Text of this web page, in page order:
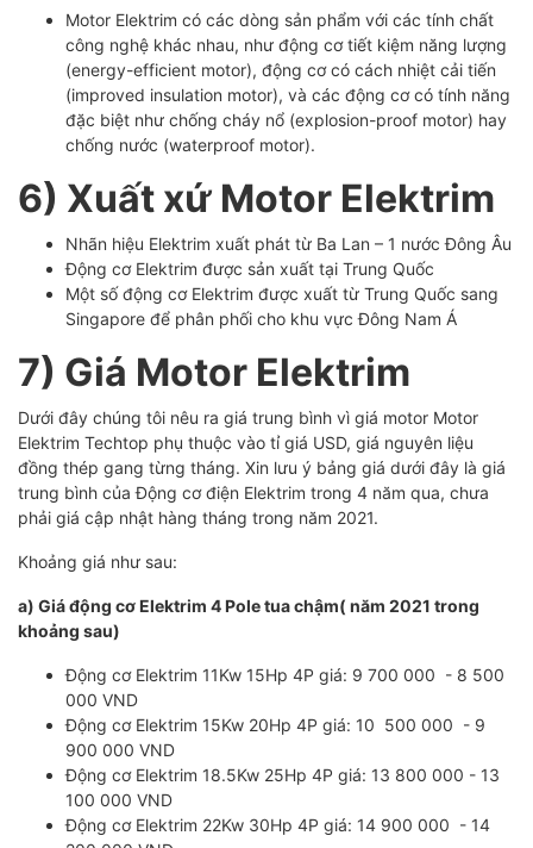
Motor Elektrim có các dòng sản phẩm với các tính chất
công nghệ khác nhau, như động cơ tiết kiệm năng lượng
(energy-efficient motor), động cơ có cách nhiệt cải tiến
(improved insulation motor), và các động cơ có tính năng
đặc biệt như chống cháy nổ (explosion-proof motor) hay
chống nước (waterproof motor).
6) Xuất xứ Motor Elektrim
Nhãn hiệu Elektrim xuất phát từ Ba Lan – 1 nước Đông Âu
Động cơ Elektrim được sản xuất tại Trung Quốc
Một số động cơ Elektrim được xuất từ Trung Quốc sang
Singapore để phân phối cho khu vực Đông Nam Á
7) Giá Motor Elektrim
Dưới đây chúng tôi nêu ra giá trung bình vì giá motor Motor
Elektrim Techtop phụ thuộc vào tỉ giá USD, giá nguyên liệu
đồng thép gang từng tháng. Xin lưu ý bảng giá dưới đây là giá
trung bình của Động cơ điện Elektrim trong 4 năm qua, chưa
phải giá cập nhật hàng tháng trong năm 2021.
Khoảng giá như sau:
a) Giá động cơ Elektrim 4 Pole tua chậm( năm 2021 trong
khoảng sau)
Động cơ Elektrim 11Kw 15Hp 4P giá: 9 700 000 - 8 500
000 VND
Động cơ Elektrim 15Kw 20Hp 4P giá: 10 500 000 - 9
900 000 VND
Động cơ Elektrim 18.5Kw 25Hp 4P giá: 13 800 000 - 13
100 000 VND
Động cơ Elektrim 22Kw 30Hp 4P giá: 14 900 000 - 14